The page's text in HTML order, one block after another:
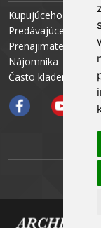
Kupujúceho
Predávajúceho
Prenajimateľa
Nájomníka
Často kladené